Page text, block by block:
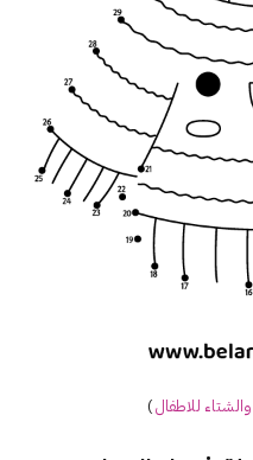
للاطفال)